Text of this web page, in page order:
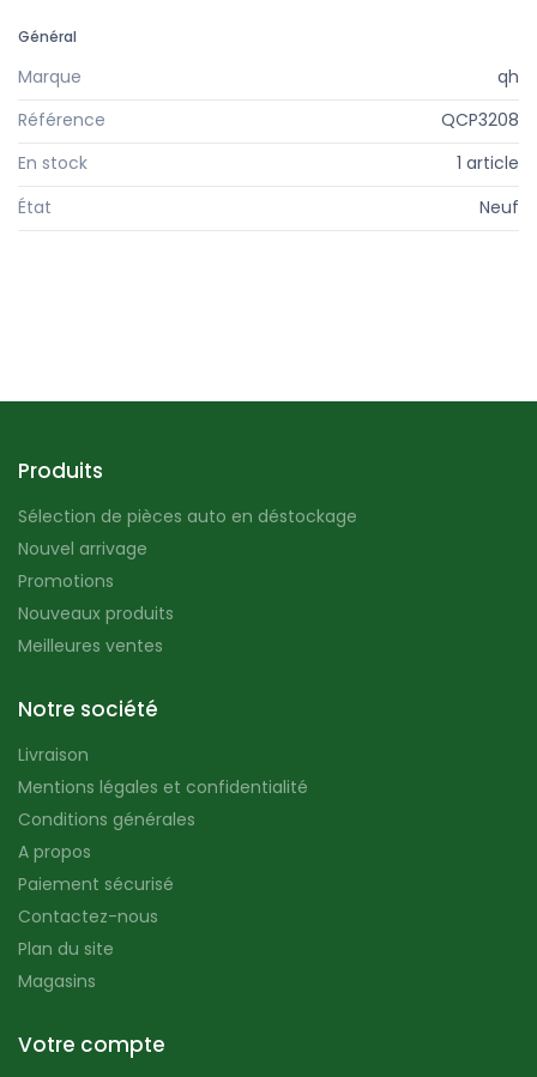
Général
Marque
qh
Référence
QCP3208
En stock
1 article
État
Neuf
Produits
Sélection de pièces auto en déstockage
Nouvel arrivage
Promotions
Nouveaux produits
Meilleures ventes
Notre société
Livraison
Mentions légales et confidentialité
Conditions générales
A propos
Paiement sécurisé
Contactez-nous
Plan du site
Magasins
Votre compte